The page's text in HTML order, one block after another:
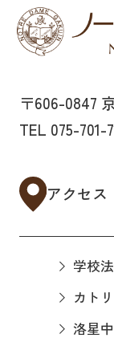
〒606-0847
TEL 075-701-
アクセス
学校
カト
洛星